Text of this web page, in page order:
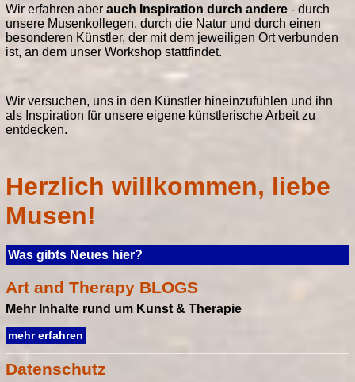
Wir erfahren aber auch Inspiration durch andere - durch
unsere Musenkollegen, durch die Natur und durch einen
besonderen Künstler, der mit dem jeweiligen Ort verbunden
ist, an dem unser Workshop stattfindet.
Wir versuchen, uns in den Künstler hineinzufühlen und ihn
als Inspiration für unsere eigene künstlerische Arbeit zu
entdecken.
Herzlich willkommen, liebe
Musen!
Was gibts Neues hier?
Art and Therapy BLOGS
Mehr Inhalte rund um Kunst & Therapie
mehr erfahren
Datenschutz